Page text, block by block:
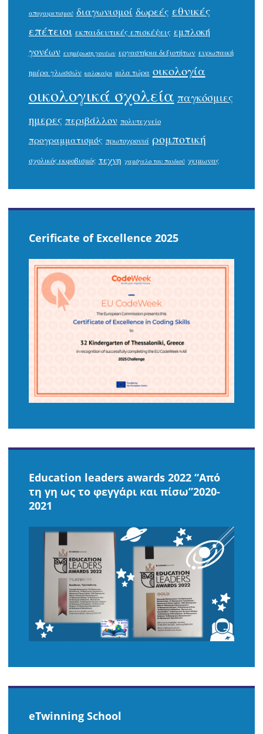
αποχαιρετισμού διαγωνισμοί δωρεές εθνικές
επέτειοι εκπαιδευτικές επισκέψεις εμπλοκή
γονέων ενημέρωση γονέων εργαστήρια δεξιοτήτων ευρωπαική
ημέρα γλωσσών καλοκαίρι μιλα τώρα οικολογία
οικολογικά σχολεία παγκόσμιες
ημερες περιβάλλον πολυτεχνείο
προγραμματισμός πρωτοχρονιά ρομποτική
σχολικός εκφοβισμός τεχνη χαμόγελο του παιδιού χειμωνας
Cerificate of Excellence 2025
Education leaders awards 2022 “Από
τη γη ως το φεγγάρι και πίσω”2020-
2021
eTwinning School